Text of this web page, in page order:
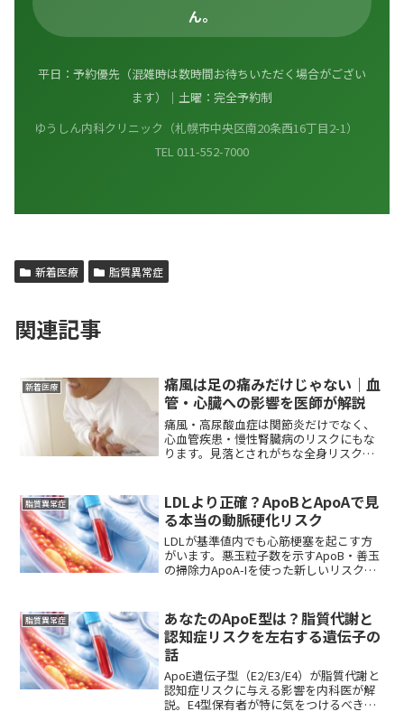
ん。
平日：予約優先（混雑時は数時間お待ちいただく場合がござい
ます）｜土曜：完全予約制
ゆうしん内科クリニック（札幌市中央区南20条西16丁目2-1）
TEL 011-552-7000
新着医療 脂質異常症
関連記事
新着医療
痛風は足の痛みだけじゃない｜血
管・心臓への影響を医師が解説
痛風・高尿酸血症は関節炎だけでなく、
心血管疾患・慢性腎臓病のリスクにもな
ります。見落とされがちな全身リスクを
脂質異常症
LDLより正確？ApoBとApoAで見
る本当の動脈硬化リスク
LDLが基準値内でも心筋梗塞を起こす方
がいます。悪玉粒子数を示すApoB・善玉
の掃除力ApoA-Iを使った新しいリスク評
脂質異常症
あなたのApoE型は？脂質代謝と
認知症リスクを左右する遺伝子の
話
ApoE遺伝子型（E2/E3/E4）が脂質代謝と
認知症リスクに与える影響を内科医が解
説。E4型保有者が特に気をつけるべきこ